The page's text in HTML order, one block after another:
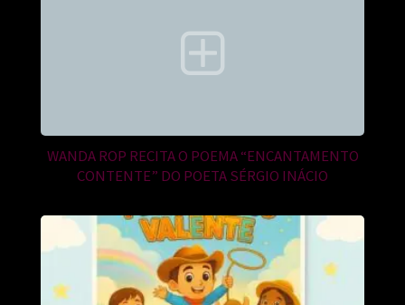
WANDA ROP RECITA O POEMA “ENCANTAMENTO
CONTENTE” DO POETA SÉRGIO INÁCIO